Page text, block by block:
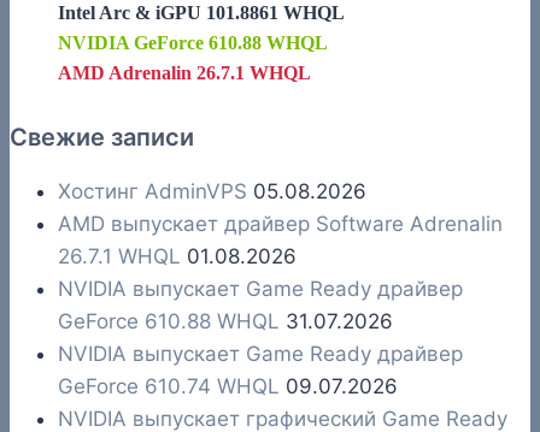
Intel Arc & iGPU 101.8861 WHQL
NVIDIA GeForce 610.88 WHQL
AMD Adrenalin 26.7.1 WHQL
Свежие записи
Хостинг AdminVPS 05.08.2026
AMD выпускает драйвер Software Adrenalin
26.7.1 WHQL 01.08.2026
NVIDIA выпускает Game Ready драйвер
GeForce 610.88 WHQL 31.07.2026
NVIDIA выпускает Game Ready драйвер
GeForce 610.74 WHQL 09.07.2026
NVIDIA выпускает графический Game Ready